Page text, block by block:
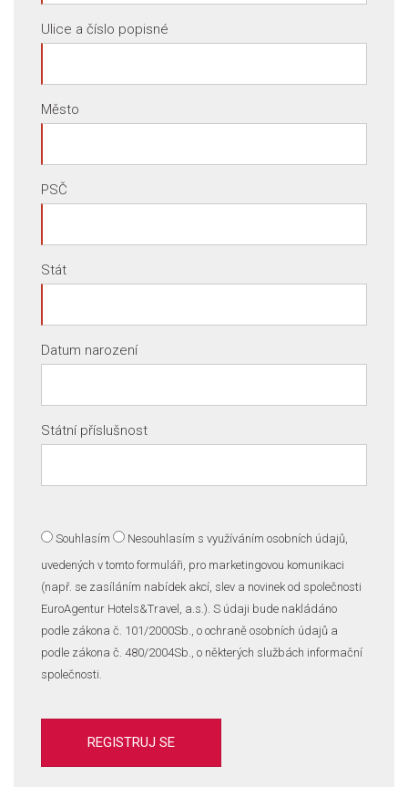
Ulice a číslo popisné
Město
PSČ
Stát
Datum narození
Státní příslušnost
Souhlasím Nesouhlasím s využíváním osobních údajů,
uvedených v tomto formuláři, pro marketingovou komunikaci
(např. se zasíláním nabídek akcí, slev a novinek od společnosti
EuroAgentur Hotels&Travel, a.s.). S údaji bude nakládáno
podle zákona č. 101/2000Sb., o ochraně osobních údajů a
podle zákona č. 480/2004Sb., o některých službách informační
společnosti.